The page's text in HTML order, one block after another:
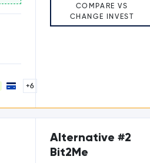
+6
COMPARE VS
CHANGE INVEST
Alternative #2
Bit2Me